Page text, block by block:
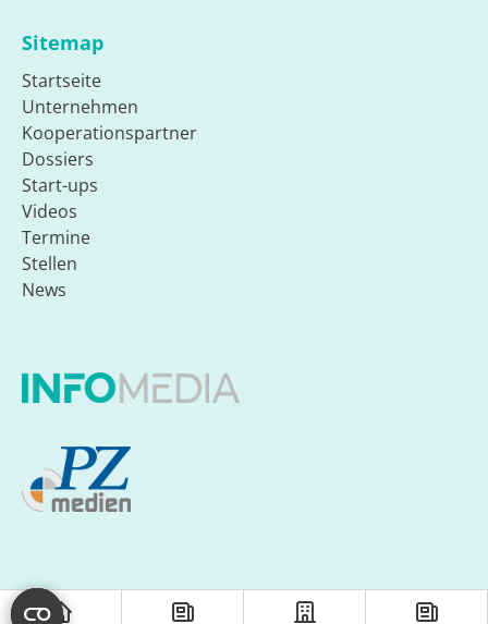
Sitemap
Startseite
Unternehmen
Kooperationspartner
Dossiers
Start-ups
Videos
Termine
Stellen
News
© INFO-UNIT08 GmbH